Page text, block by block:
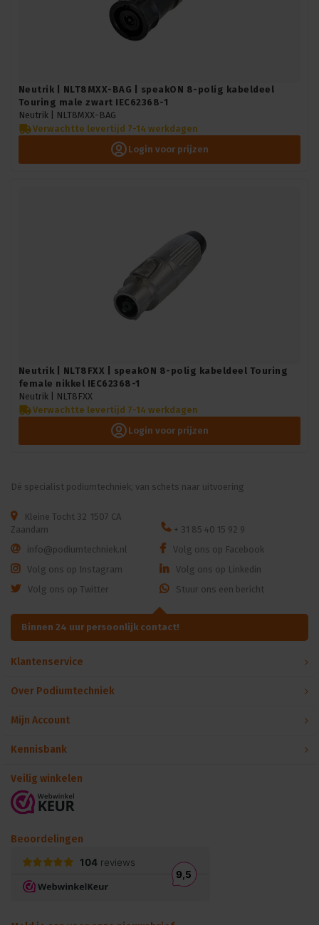
Neutrik | NLT8MXX-BAG | speakON 8-polig kabeldeel
Touring male zwart IEC62368-1
Neutrik |
NLT8MXX-BAG
Verwachtte levertijd 7-14 werkdagen
Login voor prijzen
Neutrik | NLT8FXX | speakON 8-polig kabeldeel Touring
female nikkel IEC62368-1
Neutrik |
NLT8FXX
Verwachtte levertijd 7-14 werkdagen
Login voor prijzen
Dé specialist podiumtechniek; van schets naar uitvoering
Kleine Tocht 32 1507 CA
Zaandam
+ 31 85 40 15 92 9
info@podiumtechniek.nl
Volg ons op Facebook
Volg ons op Instagram
Volg ons op Linkedin
Volg ons op Twitter
Stuur ons een bericht
Binnen 24 uur persoonlijk contact!
Klantenservice
Over Podiumtechniek
Mijn Account
Kennisbank
Veilig winkelen
Beoordelingen